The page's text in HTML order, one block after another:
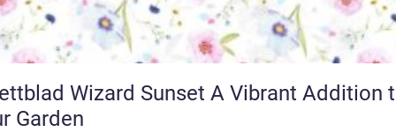
Wizard Sunset A Vibrant Addition to
Garden